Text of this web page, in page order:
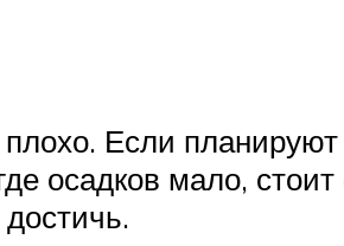
Если планируют
осадков мало,